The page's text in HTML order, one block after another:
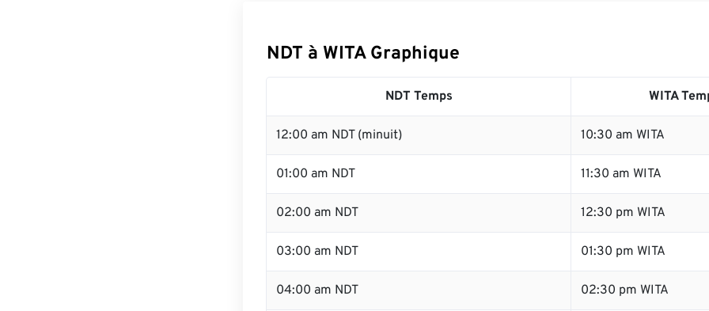
NDT à WITA Graphique
NDT Temps WITA
12:00 am NDT (minuit) 10:30 am WITA
01:00 am NDT 11:30 am WITA
02:00 am NDT 12:30 pm WITA
03:00 am NDT 01:30 pm WITA
04:00 am NDT 02:30 pm WITA